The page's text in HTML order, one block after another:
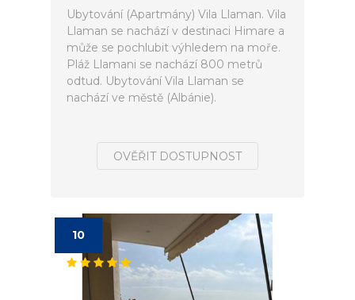
Ubytování (Apartmány) Vila Llaman. Vila
Llaman se nachází v destinaci Himare a
může se pochlubit výhledem na moře.
Pláž Llamani se nachází 800 metrů
odtud. Ubytování Vila Llaman se
nachází ve městě (Albánie).
OVĚŘIT DOSTUPNOST
10